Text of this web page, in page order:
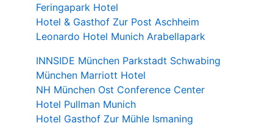
Feringapark Hotel
Hotel & Gasthof Zur Post Aschheim
Leonardo Hotel Munich Arabellapark
INNSIDE München Parkstadt Schwabing
München Marriott Hotel
NH München Ost Conference Center
Hotel Pullman Munich
Hotel Gasthof Zur Mühle Ismaning